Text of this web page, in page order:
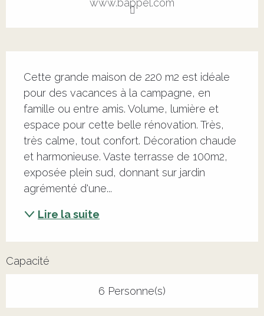
www.bappel.com
Cette grande maison de 220 m2 est idéale
pour des vacances à la campagne, en
famille ou entre amis. Volume, lumière et
espace pour cette belle rénovation. Très,
très calme, tout confort. Décoration chaude
et harmonieuse. Vaste terrasse de 100m2,
exposée plein sud, donnant sur jardin
agrémenté d'une...
Lire la suite
Capacité
6 Personne(s)